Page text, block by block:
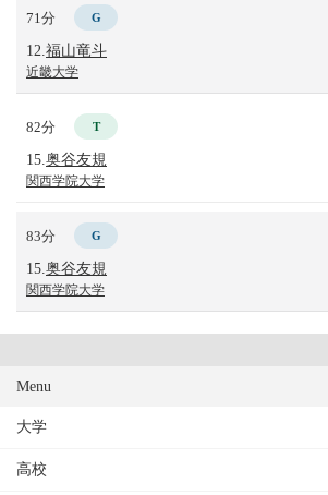
71分 G
12. 福山竜斗
近畿大学
82分 T
15. 奥谷友規
関西学院大学
83分 G
15. 奥谷友規
関西学院大学
Menu
大学
高校